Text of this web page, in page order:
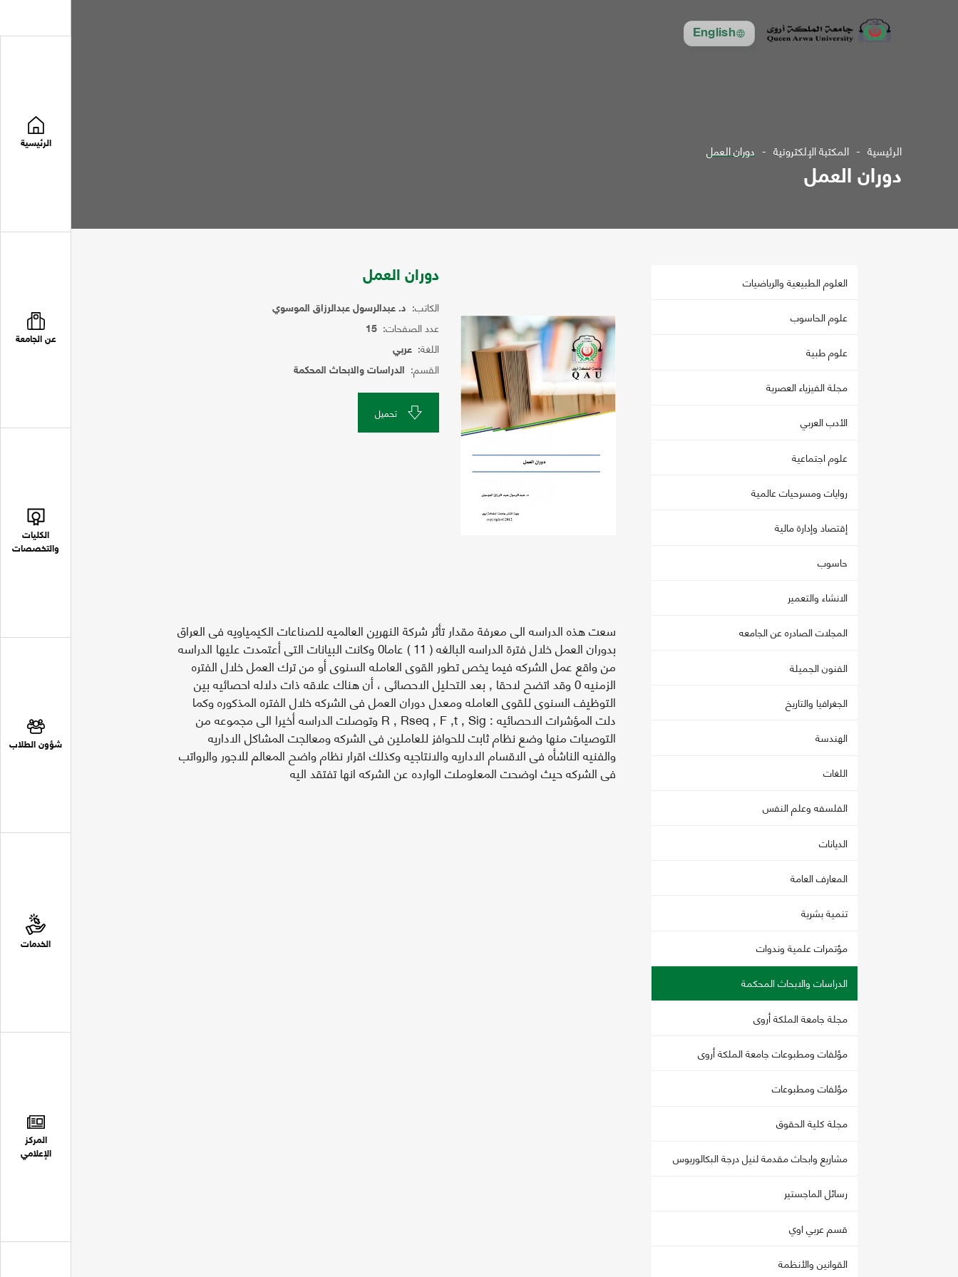
English
الرئيسية
عن الجامعة
الكليات
والتخصصات
شؤون الطلاب
الخدمات
المركز
الإعلامي
الرئيسية المكتبة الإلكترونية دوران العمل
دوران العمل
العلوم الطبيعية والرياضيات
علوم الحاسوب
علوم طبية
مجلة الفيزياء العصرية
الأدب العربي
علوم اجتماعية
روايات ومسرحيات عالمية
إقتصاد وإدارة مالية
حاسوب
الانشاء والتعمير
المجلات الصادره عن الجامعه
الفنون الجميلة
الجغرافيا والتاريخ
الهندسة
اللغات
الفلسفه وعلم النفس
الديانات
المعارف العامة
تنمية بشرية
مؤتمرات علمية وندوات
الدراسات والابحاث المحكمة
مجلة جامعة الملكة أروى
مؤلفات ومطبوعات جامعة الملكة أروى
مؤلفات ومطبوعات
مجلة كلية الحقوق
مشاريع وابحاث مقدمة لنيل درجة البكالوريوس
رسائل الماجستير
قسم عربي اوي
القوانين والأنظمة
دوران العمل
الكاتب: د. عبدالرسول عبدالرزاق الموسوي
عدد الصفحات: 15
اللغة: عربي
القسم: الدراسات والابحاث المحكمة
تحميل
سعت هذه الدراسه الى معرفة مقدار تأثر شركة النهرين العالميه للصناعات الكيمياويه فى العراق
بدوران العمل خلال فترة الدراسه البالغه ( 11 ) عاما0 وكانت البيانات التى أعتمدت عليها الدراسه
من واقع عمل الشركه فيما يخص تطور القوى العامله السنوى أو من ترك العمل خلال الفتره
الزمنيه 0 وقد اتضح لاحقا , بعد التحليل الاحصائى ، أن هناك علاقه ذات دلاله احصائيه بين
التوظيف السنوى للقوى العامله ومعدل دوران العمل فى الشركه خلال الفتره المذكوره وكما
دلت المؤشرات الاحصائيه : R , Rseq , F ,t , Sig وتوصلت الدراسه أخيرا الى مجموعه من
التوصيات منها وضع نظام ثابت للحوافز للعاملين فى الشركه ومعالجت المشاكل الاداريه
والفنيه الناشأه فى الاقسام الاداريه والانتاجيه وكذلك اقرار نظام واضح المعالم للاجور والرواتب
فى الشركه حيث اوضحت المعلوملت الوارده عن الشركه انها تفتقد اليه